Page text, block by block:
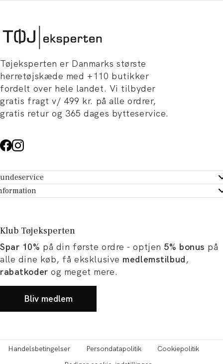
Tøjeksperten er Danmarks største
herretøjskæde med +110 butikker
fordelt over hele landet. Vi tilbyder
gratis fragt v/ 499 kr. på alle ordrer,
gratis retur og 365 dages bytteservice.
- Hjælpecenter
dit køb
Tøjeksperten
og artikler
og karriere
Klub Tøjeksperten
Spar 10% på din første ordre - optjen 5% bonus på
alle dine køb, få eksklusive medlemstilbud,
rabatkoder og meget mere.
Bliv medlem
Handelsbetingelser Persondatapolitik
Cookiepolitik